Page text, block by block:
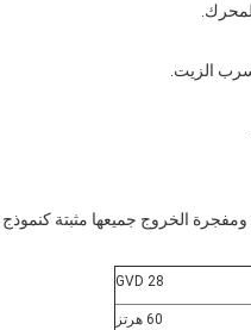
الزيت.
الخروج جميعها مثبتة
GVD 28
60 هرتز